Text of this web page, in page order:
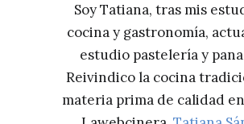
Soy Tatiana, tras mis
cocina y gastronomía,
estudio pastelería y
Reivindico la cocina
materia prima de calidad